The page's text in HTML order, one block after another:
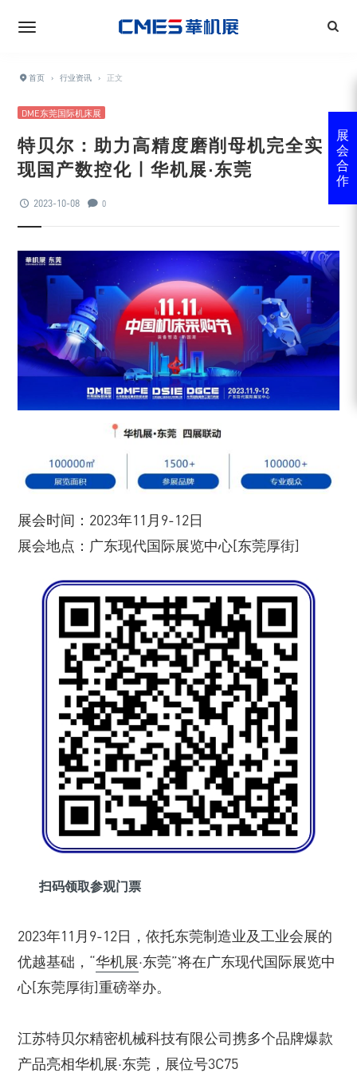
首页 › 行业资讯 › 正文
DME东莞国际机床展
特贝尔：助力高精度磨削母机完全实
现国产数控化 | 华机展·东莞
2023-10-08 0
展会时间：2023年11月9-12日
展会地点：广东现代国际展览中心[东莞厚街]
扫码领取参观门票
2023年11月9-12日，依托东莞制造业及工业会展的
优越基础，“华机展·东莞”将在广东现代国际展览中
心[东莞厚街]重磅举办。
江苏特贝尔精密机械科技有限公司携多个品牌爆款
产品亮相华机展·东莞，展位号3C75
展
会
合
作